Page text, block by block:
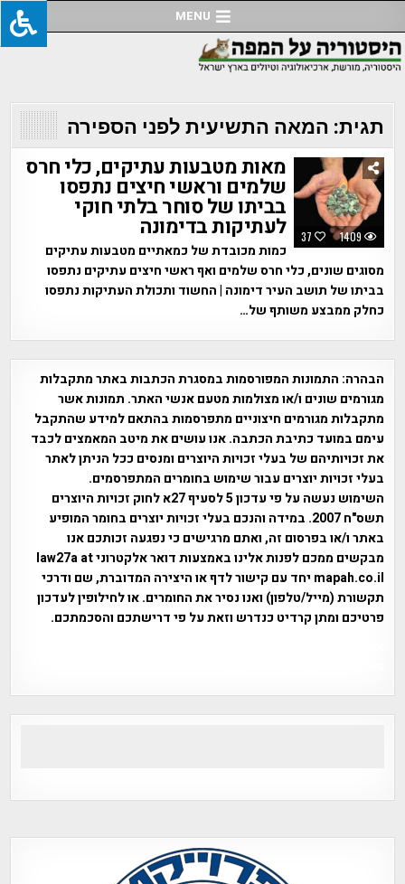
to
content
MENU
תגית: המאה התשיעית לפני הספירה
37 1409
מאות מטבעות עתיקים, כלי חרס
שלמים וראשי חיצים נתפסו
בביתו של סוחר בלתי חוקי
לעתיקות בדימונה
כמות מכובדת של כמאתיים מטבעות עתיקים
מסוגים שונים, כלי חרס שלמים ואף ראשי חיצים עתיקים נתפסו
בביתו של תושב העיר דימונה | החשוד ותכולת העתיקות נתפסו
כחלק ממבצע משותף של…
הבהרה: התמונות המפורסמות במסגרת הכתבות באתר מתקבלות
מגורמים שונים ו/או מצולמות מטעם אנשי האתר. תמונות אשר
מתקבלות מגורמים חיצוניים מתפרסמות בהתאם למידע שהתקבל
עימם במועד כתיבת הכתבה. אנו עושים את מיטב המאמצים לכבד
את זכויותיהם של בעלי זכויות היוצרים ומנסים ככל הניתן לאתר
בעלי זכויות יוצרים עבור שימוש בחומרים המתפרסמים.
השימוש נעשה על פי עדכון 5 לסעיף 27א לחוק זכויות היוצרים
תשס"ח 2007. במידה והנכם בעלי זכויות יוצרים בחומר המופיע
באתר ו/או בפרסום זה, ואתם מרגישים כי נפגעה זכותכם אנו
מבקשים ממכם לפנות אלינו באמצעות דואר אלקטרוני law27a at
mapah.co.il יחד עם קישור לדף או היצירה המדוברת, שם ודרכי
תקשורת (מייל/טלפון) ואנו נסיר את החומרים. או לחילופין לעדכון
פרטיכם ומתן קרדיט כנדרש וזאת על פי דרישתכם והסכמתכם.